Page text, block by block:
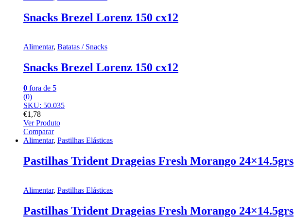
Snacks Brezel Lorenz 150 cx12
Alimentar, Batatas / Snacks
Snacks Brezel Lorenz 150 cx12
0 fora de 5
(0)
SKU: 50.035
€1,78
Ver Produto
Comparar
Alimentar, Pastilhas Elásticas
Pastilhas Trident Drageias Fresh Morango 24×14.5grs
Alimentar, Pastilhas Elásticas
Pastilhas Trident Drageias Fresh Morango 24×14.5grs